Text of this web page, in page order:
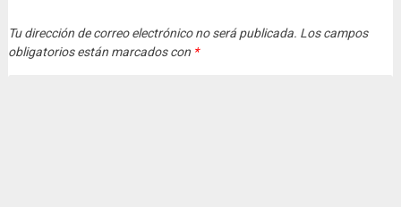
Tu dirección de correo electrónico no será publicada. Los campos
obligatorios están marcados con *